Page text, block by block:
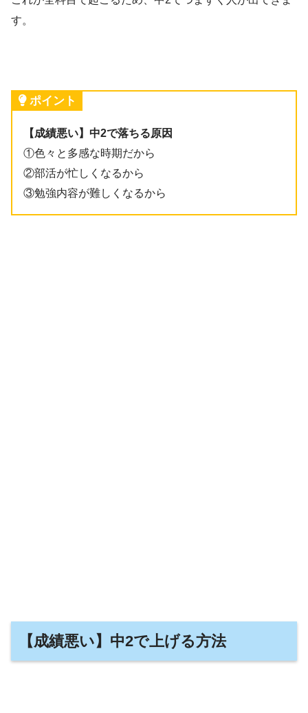
す。
ポイント
【成績悪い】中2で落ちる原因
①色々と多感な時期だから
②部活が忙しくなるから
③勉強内容が難しくなるから
【成績悪い】中2で上げる方法